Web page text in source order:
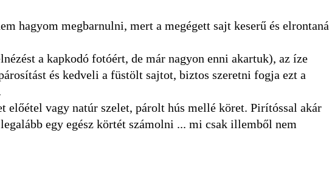
hagyom megbarnulni, mert a megégett sajt keserű és elrontaná
a kapkodó fotóért, de már nagyon enni akartuk), az íze
és kedveli a füstölt sajtot, biztos szeretni fogja ezt a
előétel vagy natúr szelet, párolt hús mellé köret. Pirítóssal akár
egy egész körtét számolni ... mi csak illemből nem